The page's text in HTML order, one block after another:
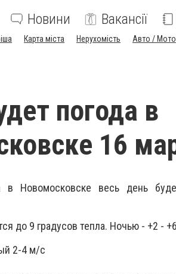
Новини Вакансії
Карта міста Нерухомість Авто / Мото
погода в
16
в Новомосковске весь день
до 9 градусов тепла. Ночью - +2 -
2-4 м/с